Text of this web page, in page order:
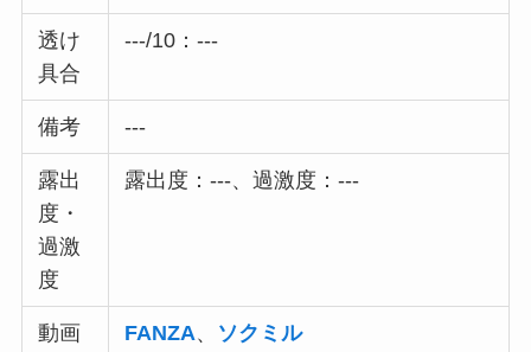
透け
具合
---/10：---
備考 ---
露出
度・
過激
度
露出度：---、過激度：---
動画
FANZA、 ソクミル